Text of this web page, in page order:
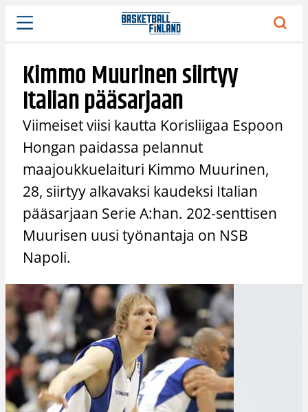
Siirry
sisältöön
Kimmo Muurinen siirtyy
Italian pääsarjaan
Viimeiset viisi kautta Korisliigaa Espoon
Hongan paidassa pelannut
maajoukkuelaituri Kimmo Muurinen,
28, siirtyy alkavaksi kaudeksi Italian
pääsarjaan Serie A:han. 202-senttisen
Muurisen uusi työnantaja on NSB
Napoli.